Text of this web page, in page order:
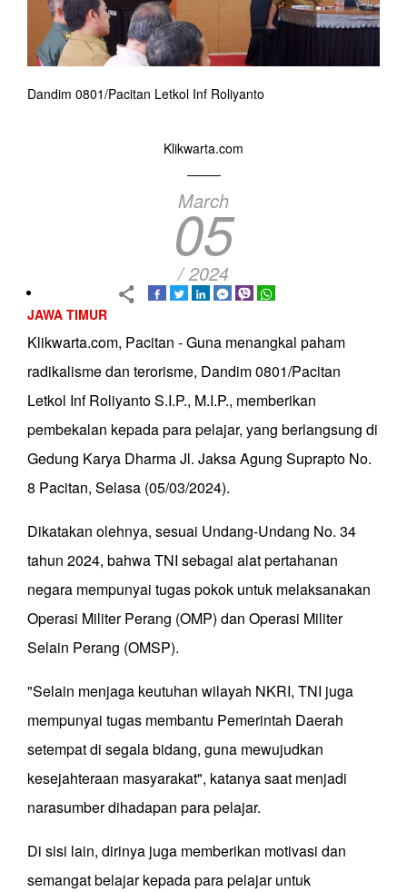
Dandim 0801/Pacitan Letkol Inf Roliyanto
Klikwarta.com
March
05
/ 2024
JAWA TIMUR
Klikwarta.com, Pacitan - Guna menangkal paham
radikalisme dan terorisme, Dandim 0801/Pacitan
Letkol Inf Roliyanto S.I.P., M.I.P., memberikan
pembekalan kepada para pelajar, yang berlangsung di
Gedung Karya Dharma Jl. Jaksa Agung Suprapto No.
8 Pacitan, Selasa (05/03/2024).
Dikatakan olehnya, sesuai Undang-Undang No. 34
tahun 2024, bahwa TNI sebagai alat pertahanan
negara mempunyai tugas pokok untuk melaksanakan
Operasi Militer Perang (OMP) dan Operasi Militer
Selain Perang (OMSP).
"Selain menjaga keutuhan wilayah NKRI, TNI juga
mempunyai tugas membantu Pemerintah Daerah
setempat di segala bidang, guna mewujudkan
kesejahteraan masyarakat", katanya saat menjadi
narasumber dihadapan para pelajar.
Di sisi lain, dirinya juga memberikan motivasi dan
semangat belajar kepada para pelajar untuk